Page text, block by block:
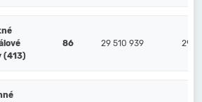
(413)
86 29 510 939 29